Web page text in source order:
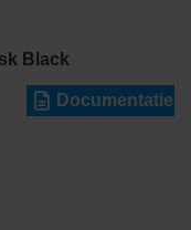
Black
Documentatie